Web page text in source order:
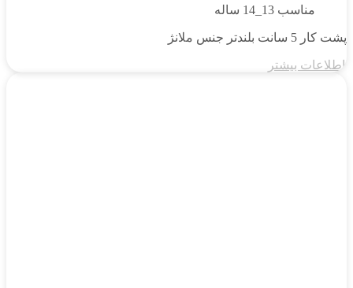
مناسب 13_14 ساله
پشت کار 5 سانت بلندتر جنس ملانژ
اطلاعات بیشتر